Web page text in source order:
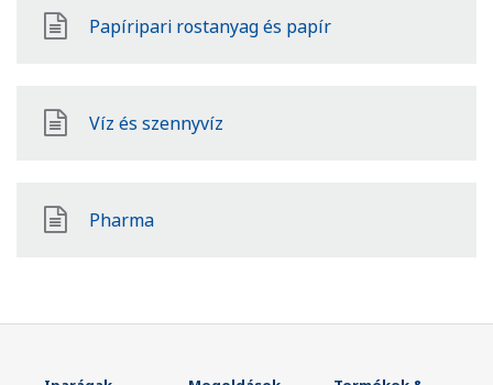
Papíripari rostanyag és papír
Víz és szennyvíz
Pharma